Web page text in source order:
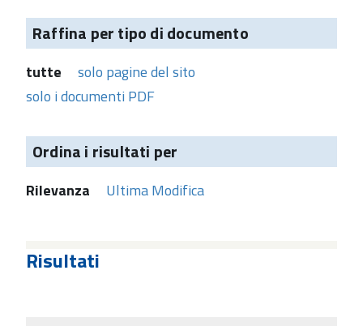
Raffina per tipo di documento
tutte
solo pagine del sito
solo i documenti PDF
Ordina i risultati per
Rilevanza Ultima Modifica
Risultati